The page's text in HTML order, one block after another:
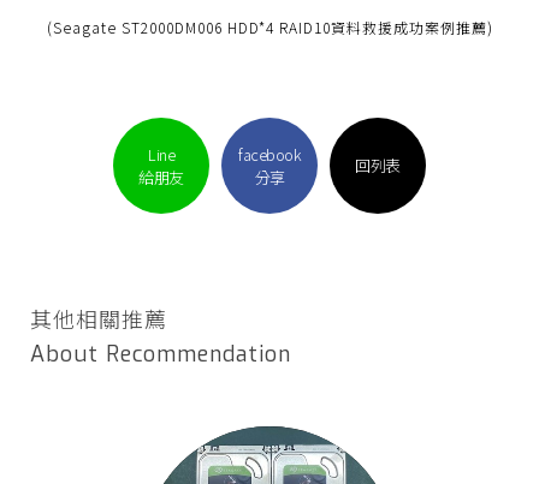
(Seagate ST2000DM006 HDD*4 RAID10資料救援成功案例推薦)
Line
給朋友
facebook
分享
回列表
其他相關推薦
About Recommendation